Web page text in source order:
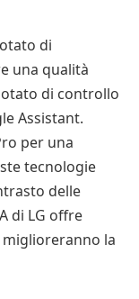
di
una qualità
di controllo
Assistant.
per una
tecnologie
delle
di LG offre
la